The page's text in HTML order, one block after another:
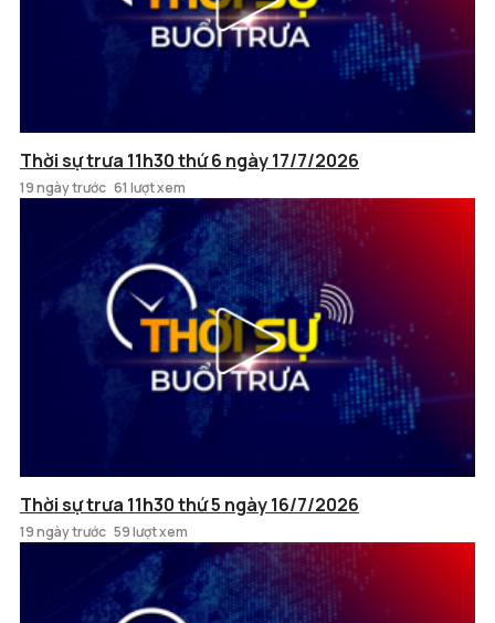
Thời sự trưa 11h30 thứ 6 ngày 17/7/2026
19 ngày trước 61 lượt xem
Thời sự trưa 11h30 thứ 5 ngày 16/7/2026
19 ngày trước 59 lượt xem